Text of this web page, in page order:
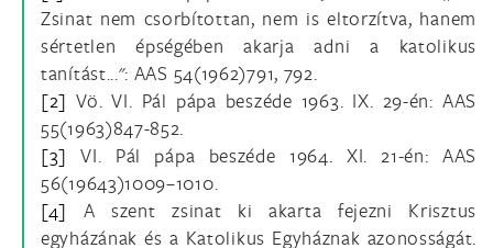
Zsinat nem csorbítottan, nem is eltorzítva, hanem
sértetlen épségében akarja adni a katolikus
tanítást...": AAS 54(1962)791, 792.
[2] Vö. VI. Pál pápa beszéde 1963. IX. 29-én: AAS
55(1963)847-852.
[3] VI. Pál pápa beszéde 1964. XI. 21-én: AAS
56(19643)1009–1010.
[4] A szent zsinat ki akarta fejezni Krisztus
egyházának és a Katolikus Egyháznak azonosságát.